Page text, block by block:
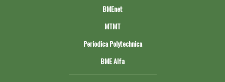
BMEnet
MTMT
Periodica Polytechnica
BME Alfa